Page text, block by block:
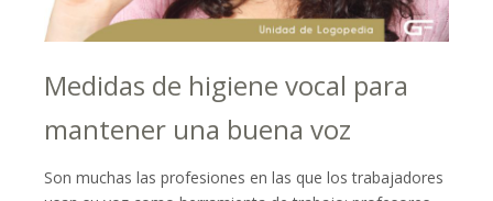
Medidas de higiene vocal para
mantener una buena voz
Son muchas las profesiones en las que los trabajadores